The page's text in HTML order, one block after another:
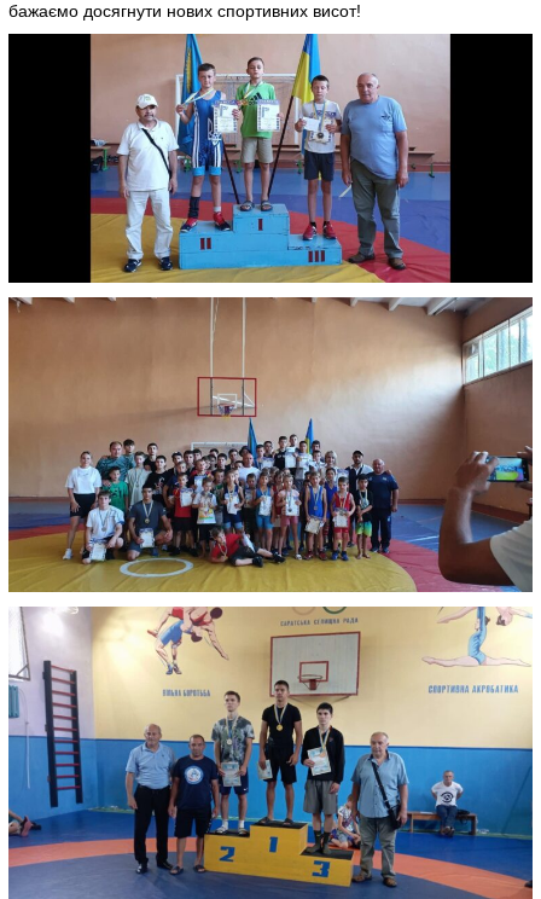
бажаємо досягнути нових спортивних висот!